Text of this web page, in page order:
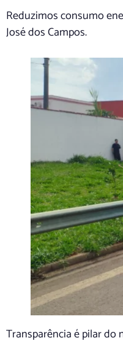
Reduzimos consumo
José dos Campos.
Transparência é pilar do